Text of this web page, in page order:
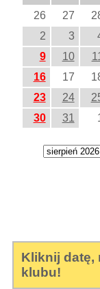
26
27
2
3
9
10
16
17
23
24
30
31
Kliknij datę,
klubu!